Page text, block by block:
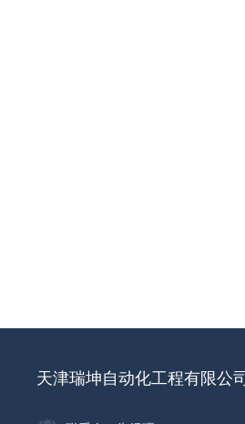
天津瑞坤自动化工程有限公司